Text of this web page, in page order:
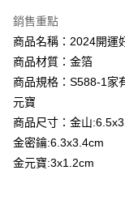
成交易。
3.實際核准額度、可分
4.訂單成立30分鐘內，
消。如遇「轉專審核」
法說明評估內容。
1.分期款項不併入電信
醒簡訊。
2.透過簡訊連結打開帳
帳／街口支付／iPASS
AFTEE先享後付是「在
便利好安心！
１．簡單：不需註冊會
２．便利：只要手機號
３．安心：先確認商品
１．於結帳方式選擇「
結帳頁面，進行簡訊認
２．訂單成立數日內，
３．收到繳費通知簡訊
Hami Point
相關說明
「Hami Point」為中華
會員帳號後，即可在購
貨到付款
運送方式
全家取貨付款
銷售重點
商品名稱：2024開運
商品材質：金箔
商品規格：S588-1家
元寶
商品尺寸：金山
金密鑰:6.3x3.4cm
金元寶:3x1.2cm